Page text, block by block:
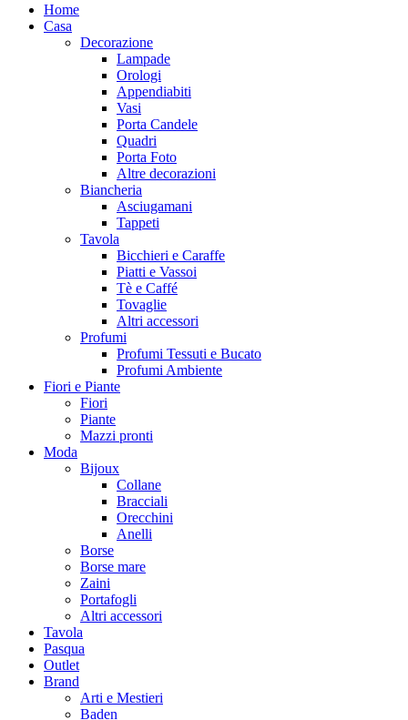
Home
Casa
Decorazione
Lampade
Orologi
Appendiabiti
Vasi
Porta Candele
Quadri
Porta Foto
Altre decorazioni
Biancheria
Asciugamani
Tappeti
Tavola
Bicchieri e Caraffe
Piatti e Vassoi
Tè e Caffé
Tovaglie
Altri accessori
Profumi
Profumi Tessuti e Bucato
Profumi Ambiente
Fiori e Piante
Fiori
Piante
Mazzi pronti
Moda
Bijoux
Collane
Bracciali
Orecchini
Anelli
Borse
Borse mare
Zaini
Portafogli
Altri accessori
Tavola
Pasqua
Outlet
Brand
Arti e Mestieri
Baden